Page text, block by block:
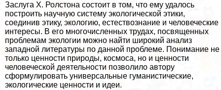
Заслуга X. Ролстона состоит в том, что ему удалось
построить научную систему экологической этики,
соединив этику, экологию, естествознание и человеческие
интересы. В его многочисленных трудах, посвященных
проблемам экологии можно найти широкий анализ
западной литературы по данной проблеме. Понимание не
только ценности природы, космоса, но и ценности
человеческой деятельности позволило автору
сформулировать универсальные гуманистические,
экологические ценности и идеи.